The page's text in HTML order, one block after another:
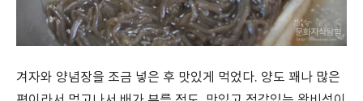
겨자와 양념장을 조금 넣은 후 맛있게 먹었다. 양도 꽤나 많은